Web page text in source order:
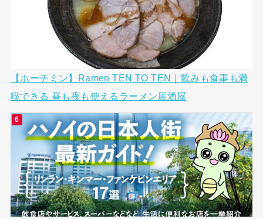
【ホーチミン】Ramen TEN TO TEN｜飲みも食事も満
喫できる 昼も夜も使えるラーメン居酒屋